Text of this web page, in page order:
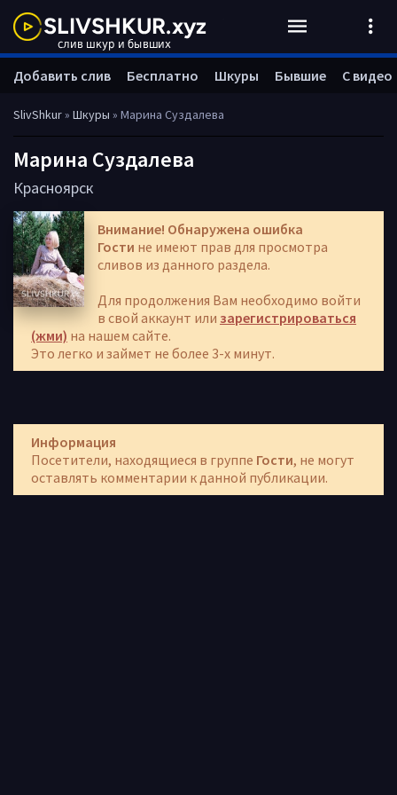
SlivShkur» Шкуры » Марина Суздалева
Марина Суздалева
Красноярск
Внимание! Обнаружена ошибка
Гости не имеют прав для просмотра
сливов из данного раздела.
Для продолжения Вам необходимо войти
в свой аккаунт или зарегистрироваться
(жми) на нашем сайте.
Это легко и займет не более 3-х минут.
Информация
Посетители, находящиеся в группе Гости, не могут
оставлять комментарии к данной публикации.
Добавить слив Бесплатно Шкуры Бывшие С видео